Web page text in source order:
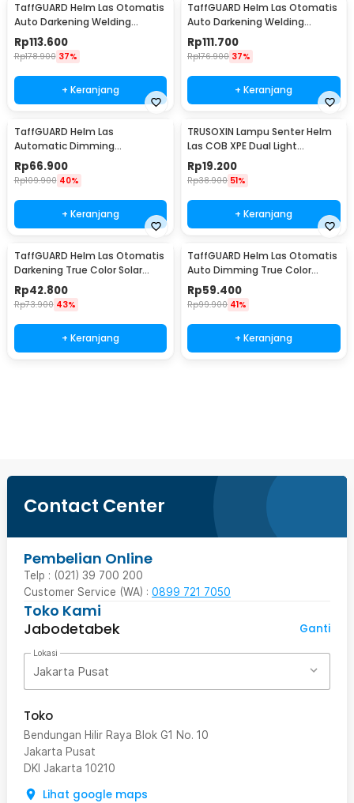
TaffGUARD Helm Las Otomatis
Auto Darkening Welding
Helmet - HW12
Rp113.600
Rp178.900 37%
+ Keranjang
TaffGUARD Helm Las Otomatis
Auto Darkening Welding
Helmet Terminator - HW12
Rp111.700
Rp176.900 37%
+ Keranjang
TaffGUARD Helm Las
Automatic Dimming
Protective Welding with
Headlamp - HJ10
Rp66.900
Rp109.900 40%
+ Keranjang
TRUSOXIN Lampu Senter Helm
Las COB XPE Dual Light
Rechargeable - TR35
Rp19.200
Rp38.900 51%
+ Keranjang
TaffGUARD Helm Las Otomatis
Darkening True Color Solar
Welding Mask - HJ28
Rp42.800
Rp73.900 43%
+ Keranjang
TaffGUARD Helm Las Otomatis
Auto Dimming True Color
Welding Mask LED - HF28
Rp59.400
Rp99.900 41%
+ Keranjang
Contact Center
Pembelian Online
Telp : (021) 39 700 200
Customer Service (WA) : 0899 721 7050
Toko Kami
Jabodetabek
Ganti
Lokasi
Jakarta Pusat
Toko
Bendungan Hilir Raya Blok G1 No. 10
Jakarta Pusat
DKI Jakarta 10210
Lihat google maps